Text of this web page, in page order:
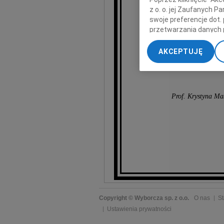
Prof. Krystyna
Copyright © Wyborcza sp. z o.o. O nas
Ustawienia prywatności
z o. o. jej Zaufanych
swoje preferencje dot.
przetwarzania danych
„Ustawienia
My, nasi Zaufani
dokładnych danych
Przechowywanie
AKCEPTUJĘ